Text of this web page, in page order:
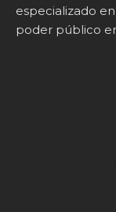
especializado
poder público